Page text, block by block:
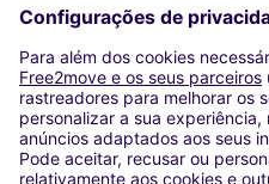
NOSSAS CIDADES
Washington DC
Milan
Rome
Turin
Vienna
Berlin